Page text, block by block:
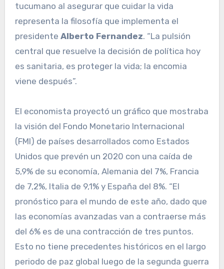
tucumano al asegurar que cuidar la vida
representa la filosofía que implementa el
presidente Alberto Fernandez. “La pulsión
central que resuelve la decisión de política hoy
es sanitaria, es proteger la vida; la encomia
viene después”.
El economista proyectó un gráfico que mostraba
la visión del Fondo Monetario Internacional
(FMI) de países desarrollados como Estados
Unidos que prevén un 2020 con una caída de
5,9% de su economía, Alemania del 7%, Francia
de 7,2%, Italia de 9,1% y España del 8%. “El
pronóstico para el mundo de este año, dado que
las economías avanzadas van a contraerse más
del 6% es de una contracción de tres puntos.
Esto no tiene precedentes históricos en el largo
periodo de paz global luego de la segunda guerra